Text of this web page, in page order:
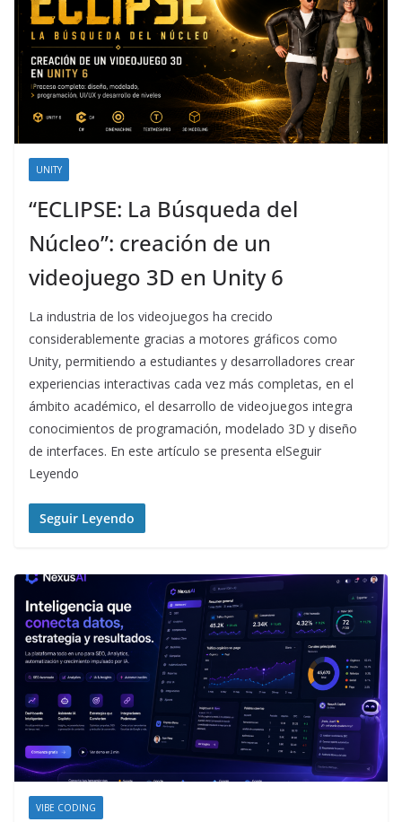
UNITY
“ECLIPSE: La Búsqueda del
Núcleo”: creación de un
videojuego 3D en Unity 6
La industria de los videojuegos ha crecido
considerablemente gracias a motores gráficos como
Unity, permitiendo a estudiantes y desarrolladores crear
experiencias interactivas cada vez más completas, en el
ámbito académico, el desarrollo de videojuegos integra
conocimientos de programación, modelado 3D y diseño
de interfaces. En este artículo se presenta elSeguir
Leyendo
Seguir Leyendo
VIBE CODING